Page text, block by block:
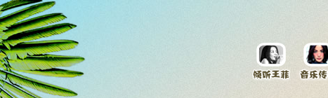
留言用户中心王菲资料档案